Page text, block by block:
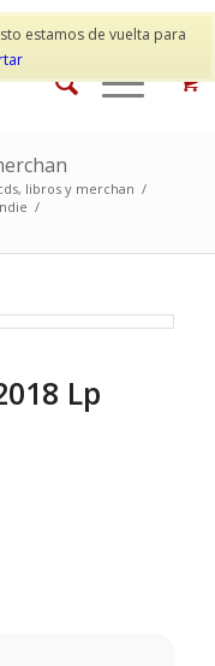
estamos de vuelta para
libros y merchan /
/
Lp